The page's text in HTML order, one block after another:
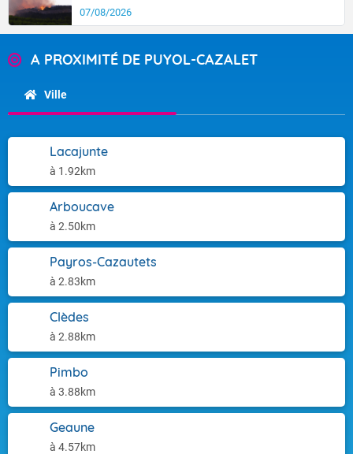
07/08/2026
A PROXIMITÉ DE PUYOL-CAZALET
Ville
Lacajunte
à 1.92km
Arboucave
à 2.50km
Payros-Cazautets
à 2.83km
Clèdes
à 2.88km
Pimbo
à 3.88km
Geaune
à 4.57km